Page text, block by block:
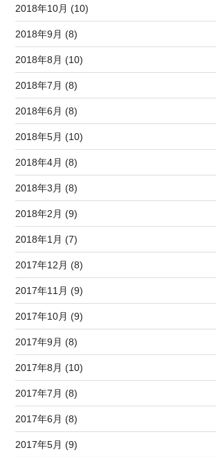
2018年10月 (10)
2018年9月 (8)
2018年8月 (10)
2018年7月 (8)
2018年6月 (8)
2018年5月 (10)
2018年4月 (8)
2018年3月 (8)
2018年2月 (9)
2018年1月 (7)
2017年12月 (8)
2017年11月 (9)
2017年10月 (9)
2017年9月 (8)
2017年8月 (10)
2017年7月 (8)
2017年6月 (8)
2017年5月 (9)